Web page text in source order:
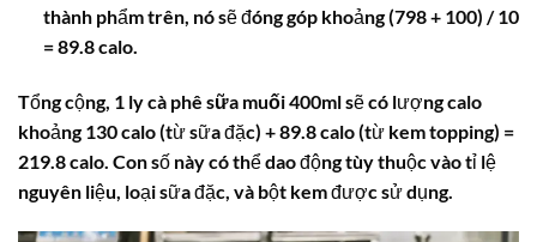
thành phẩm trên, nó sẽ đóng góp khoảng (798 + 100) / 10
= 89.8 calo.
Tổng cộng, 1 ly cà phê sữa muối 400mlsẽ có lượng calo
khoảng 130 calo (từ sữa đặc) + 89.8 calo (từ kem topping) =
219.8 calo. Con số này có thể dao động tùy thuộc vào tỉ lệ
nguyên liệu, loại sữa đặc, và bột kem được sử dụng.